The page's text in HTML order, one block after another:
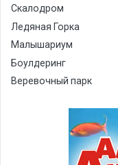
Скалодром
Ледяная Горка
Малышариум
Боулдеринг
Веревочный парк